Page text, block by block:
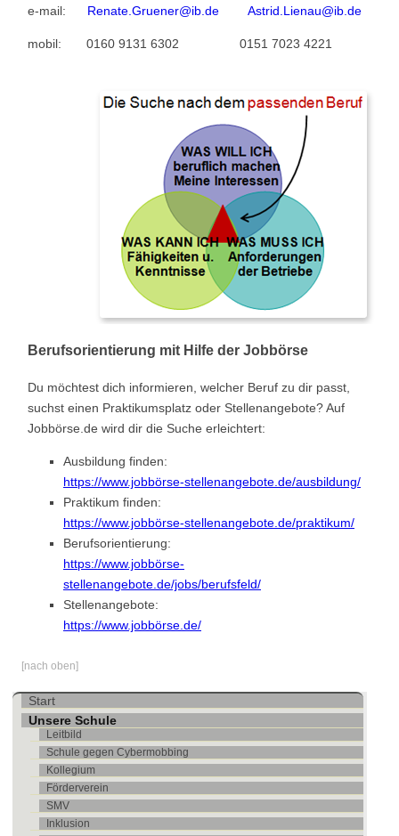
e-mail: Renate.Gruener@ib.de Astrid.Lienau@ib.de
mobil: 0160 9131 6302 0151 7023 4221
Berufsorientierung mit Hilfe der Jobbörse
Du möchtest dich informieren, welcher Beruf zu dir passt,
suchst einen Praktikumsplatz oder Stellenangebote? Auf
Jobbörse.de wird dir die Suche erleichtert:
Ausbildung finden:
https://www.jobbörse-stellenangebote.de/ausbildung/
Praktikum finden:
https://www.jobbörse-stellenangebote.de/praktikum/
Berufsorientierung:
https://www.jobbörse-
stellenangebote.de/jobs/berufsfeld/
Stellenangebote:
https://www.jobbörse.de/
[nach oben]
Navigation
überspringen
Start
Unsere Schule
Leitbild
Schule gegen Cybermobbing
Kollegium
Förderverein
SMV
Inklusion